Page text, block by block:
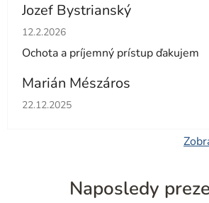
Jozef Bystrianský
Hodnotenie obchodu je 5 z 5
12.2.2026
Ochota a príjemný prístup ďakujem
Marián Mészáros
Hodnotenie obchodu je 5 z 5
22.12.2025
Naposledy